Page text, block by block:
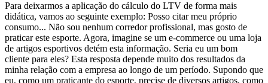
Para deixarmos a aplicação do cálculo do LTV de forma mais
didática, vamos ao seguinte exemplo: Posso citar meu próprio
consumo... Não sou nenhum corredor profissional, mas gosto de
praticar este esporte. Agora, imagine se um e-commerce ou uma loja
de artigos esportivos detém esta informação. Seria eu um bom
cliente para eles? Esta resposta depende muito dos resultados da
minha relação com a empresa ao longo de um período. Supondo que
eu, como um praticante do esporte, precise de diversos artigos, como